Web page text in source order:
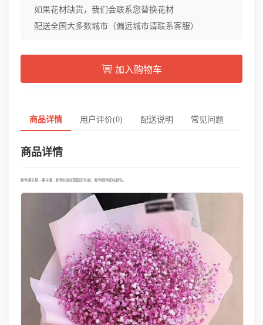
如果花材缺货，我们会联系您替换花材
配送全国大多数城市（偏远城市请联系客服）
加入购物车
商品详情 用户评价(0) 配送说明 常见问题
商品详情
粉色满天星一束丰满，粉色包装如图圆形包装，粉色缎带花结装饰。